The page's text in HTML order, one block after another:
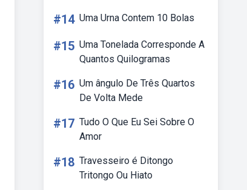
#14 Uma Urna Contem 10 Bolas
#15 Uma Tonelada Corresponde A
Quantos Quilogramas
#16 Um ângulo De Três Quartos
De Volta Mede
#17 Tudo O Que Eu Sei Sobre O
Amor
#18 Travesseiro é Ditongo
Tritongo Ou Hiato